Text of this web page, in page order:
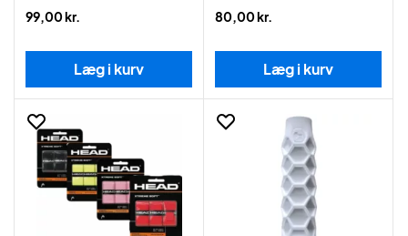
99,00 kr.
Læg i kurv
80,00 kr.
Læg i kurv